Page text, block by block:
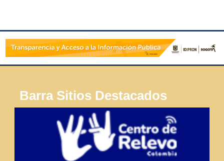
Barra Sitios Destacados